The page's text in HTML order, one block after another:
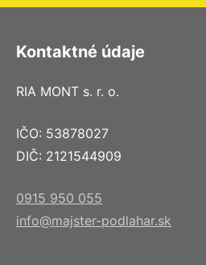
Kontaktné údaje
RIA MONT s. r. o.
IČO: 53878027
DIČ: 2121544909
0915 950 055
info@majster-podlahar.sk